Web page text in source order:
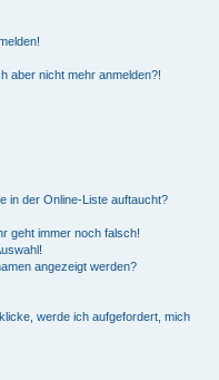
aber nicht mehr anmelden?!
in der Online-Liste auftaucht?
geht immer noch falsch!
angezeigt werden?
werde ich aufgefordert, mich